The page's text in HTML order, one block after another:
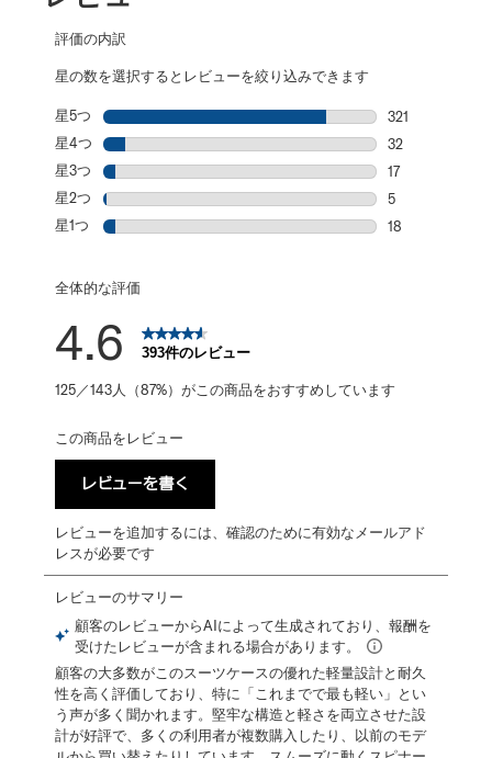
評価の内訳
星の数を選択するとレビューを絞り込みできます
星5つ 星
321
星5個の321件
星4つ 星
32
星4個の32件の
星3つ 星
17
星3個の17件の
星2つ 星
5
星2個の5件の
星1つ
18
全体的な評価
4.6 393件のレビュー
125／143人（87%）がこの商品をおすすめしています
この商品をレビュー
レビューを書く
レビューを追加するには、確認のために有効なメールアド
レスが必要です